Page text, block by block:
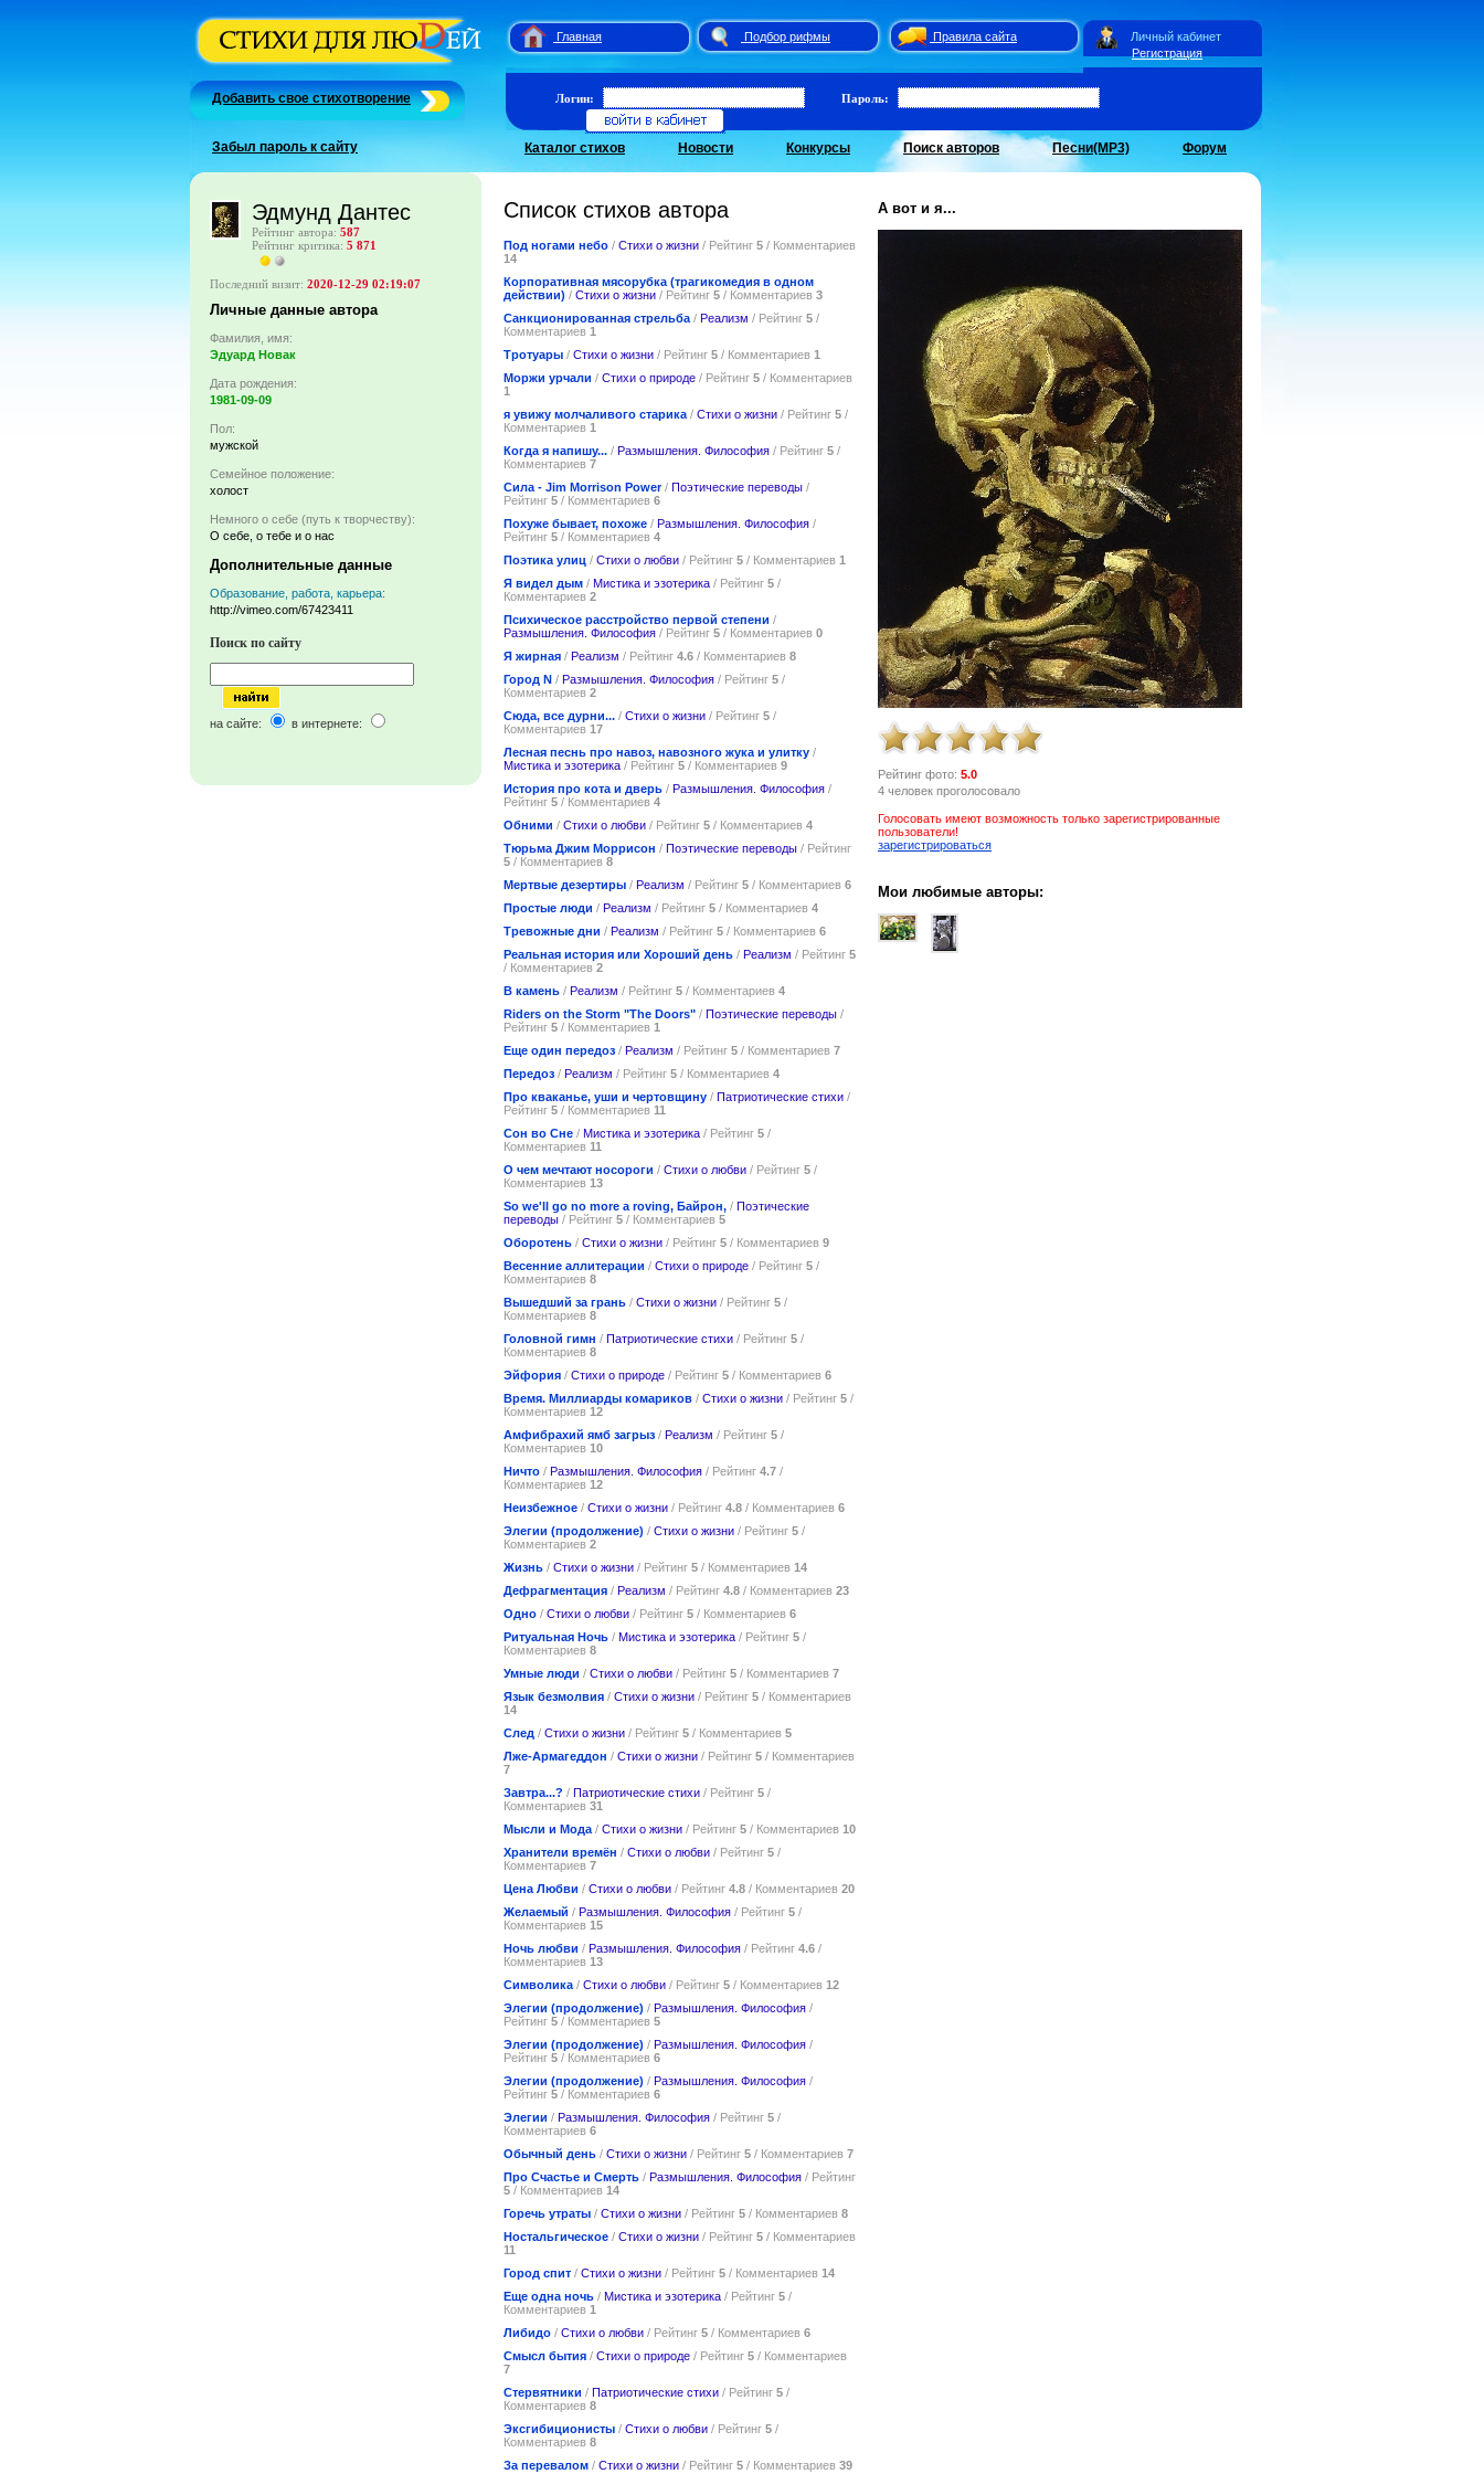
Главная Подбор рифмы
Правила сайта
Регистрация
Личный кабинет
Добавить свое стихотворение
Забыл пароль к сайту
Логин: Пароль:
Каталог стихов Новости Конкурсы Поиск авторов Песни(MP3) Форум
Эдмунд Дантес
Рейтинг автора: 587
Рейтинг критика: 5 871
Последний визит: 2020-12-29 02:19:07
Личные данные автора
Фамилия, имя:
Эдуард Новак
Дата рождения:
1981-09-09
Пол:
мужской
Семейное положение:
холост
Немного о себе (путь к творчеству):
О себе, о тебе и о нас
Дополнительные данные
Образование, работа, карьера:
http://vimeo.com/67423411
Поиск по сайту
на сайте: в интернете:
Список стихов автора
Под ногами небо / Стихи о жизни / Рейтинг 5 / Комментариев
14
Корпоративная мясорубка (трагикомедия в одном
действии) / Стихи о жизни / Рейтинг 5 / Комментариев 3
Санкционированная стрельба / Реализм / Рейтинг 5 /
Комментариев 1
Тротуары / Стихи о жизни / Рейтинг 5 / Комментариев 1
Моржи урчали / Стихи о природе / Рейтинг 5 / Комментариев
1
я увижу молчаливого старика / Стихи о жизни / Рейтинг 5 /
Комментариев 1
Когда я напишу... / Размышления. Философия / Рейтинг 5 /
Комментариев 7
Сила - Jim Morrison Power/ Поэтические переводы /
Рейтинг 5 / Комментариев 6
Похуже бывает, похоже / Размышления. Философия /
Рейтинг 5 / Комментариев 4
Поэтика улиц / Стихи о любви / Рейтинг 5 / Комментариев 1
Я видел дым / Мистика и эзотерика / Рейтинг 5 /
Комментариев 2
Психическое расстройство первой степени /
Размышления. Философия / Рейтинг 5 / Комментариев 0
Я жирная / Реализм / Рейтинг 4.6 / Комментариев 8
Город N / Размышления. Философия / Рейтинг 5 /
Комментариев 2
Сюда, все дурни... / Стихи о жизни / Рейтинг 5 /
Комментариев 17
Лесная песнь про навоз, навозного жука и улитку /
Мистика и эзотерика / Рейтинг 5 / Комментариев 9
История про кота и дверь / Размышления. Философия /
Рейтинг 5 / Комментариев 4
Обними / Стихи о любви / Рейтинг 5 / Комментариев 4
Тюрьма Джим Моррисон / Поэтические переводы / Рейтинг
5 / Комментариев 8
Мертвые дезертиры / Реализм / Рейтинг 5 / Комментариев 6
Простые люди / Реализм / Рейтинг 5 / Комментариев 4
Тревожные дни / Реализм / Рейтинг 5 / Комментариев 6
Реальная история или Хороший день / Реализм / Рейтинг 5
/ Комментариев 2
В камень / Реализм / Рейтинг 5 / Комментариев 4
Riders on the Storm "The Doors" / Поэтические переводы /
Рейтинг 5 / Комментариев 1
Еще один передоз / Реализм / Рейтинг 5 / Комментариев 7
Передоз / Реализм / Рейтинг 5 / Комментариев 4
Про кваканье, уши и чертовщину / Патриотические стихи /
Рейтинг 5 / Комментариев 11
Сон во Сне / Мистика и эзотерика / Рейтинг 5 /
Комментариев 11
О чем мечтают носороги / Стихи о любви / Рейтинг 5 /
Комментариев 13
So we'll go no more a roving, Байрон, / Поэтические
переводы / Рейтинг 5 / Комментариев 5
Оборотень / Стихи о жизни / Рейтинг 5 / Комментариев 9
Весенние аллитерации / Стихи о природе / Рейтинг 5 /
Комментариев 8
Вышедший за грань / Стихи о жизни / Рейтинг 5 /
Комментариев 8
Головной гимн / Патриотические стихи / Рейтинг 5 /
Комментариев 8
Эйфория / Стихи о природе / Рейтинг 5 / Комментариев 6
Время. Миллиарды комариков / Стихи о жизни / Рейтинг 5 /
Комментариев 12
Амфибрахий ямб загрыз / Реализм / Рейтинг 5 /
Комментариев 10
Ничто / Размышления. Философия / Рейтинг 4.7 /
Комментариев 12
Неизбежное / Стихи о жизни / Рейтинг 4.8 / Комментариев 6
Элегии (продолжение) / Стихи о жизни / Рейтинг 5 /
Комментариев 2
Жизнь / Стихи о жизни / Рейтинг 5 / Комментариев 14
Дефрагментация / Реализм / Рейтинг 4.8 / Комментариев 23
Одно / Стихи о любви / Рейтинг 5 / Комментариев 6
Ритуальная Ночь / Мистика и эзотерика / Рейтинг 5 /
Комментариев 8
Умные люди / Стихи о любви / Рейтинг 5 / Комментариев 7
Язык безмолвия / Стихи о жизни / Рейтинг 5 / Комментариев
14
След / Стихи о жизни / Рейтинг 5 / Комментариев 5
Лже-Армагеддон / Стихи о жизни / Рейтинг 5 / Комментариев
7
Завтра...? / Патриотические стихи / Рейтинг 5 /
Комментариев 31
Мысли и Мода / Стихи о жизни / Рейтинг 5 / Комментариев 10
Хранители времён / Стихи о любви / Рейтинг 5 /
Комментариев 7
Цена Любви / Стихи о любви / Рейтинг 4.8 / Комментариев 20
Желаемый / Размышления. Философия / Рейтинг 5 /
Комментариев 15
Ночь любви / Размышления. Философия / Рейтинг 4.6 /
Комментариев 13
Символика / Стихи о любви / Рейтинг 5 / Комментариев 12
Элегии (продолжение) / Размышления. Философия /
Рейтинг 5 / Комментариев 5
Элегии (продолжение) / Размышления. Философия /
Рейтинг 5 / Комментариев 6
Элегии (продолжение) / Размышления. Философия /
Рейтинг 5 / Комментариев 6
Элегии / Размышления. Философия / Рейтинг 5 /
Комментариев 6
Обычный день / Стихи о жизни / Рейтинг 5 / Комментариев 7
Про Счастье и Смерть / Размышления. Философия / Рейтинг
5 / Комментариев 14
Горечь утраты / Стихи о жизни / Рейтинг 5 / Комментариев 8
Ностальгическое / Стихи о жизни / Рейтинг 5 / Комментариев
11
Город спит / Стихи о жизни / Рейтинг 5 / Комментариев 14
Еще одна ночь / Мистика и эзотерика / Рейтинг 5 /
Комментариев 1
Либидо / Стихи о любви / Рейтинг 5 / Комментариев 6
Смысл бытия / Стихи о природе / Рейтинг 5 / Комментариев
7
Стервятники / Патриотические стихи / Рейтинг 5 /
Комментариев 8
Эксгибиционисты / Стихи о любви / Рейтинг 5 /
Комментариев 8
За перевалом / Стихи о жизни / Рейтинг 5 / Комментариев 39
А вот и я...
Рейтинг фото: 5.0
4 человек проголосовало
Голосовать имеют возможность только зарегистрированные
пользователи!
зарегистрироваться
Мои любимые авторы: